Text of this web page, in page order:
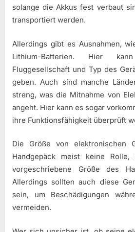
solange die Akkus fest verbaut
transportiert werden.
Allerdings gibt es Ausnahmen,
Lithium-Batterien. Hier
Fluggesellschaft und Typ des
geben. Auch sind manche
streng, was die Mitnahme von
angeht. Hier kann es sogar
ihre Funktionsfähigkeit überprüft
Die Größe von elektronischen
Handgepäck meist keine
vorgeschriebene Größe des
Allerdings sollten auch diese
sein, um Beschädigungen
vermeiden.